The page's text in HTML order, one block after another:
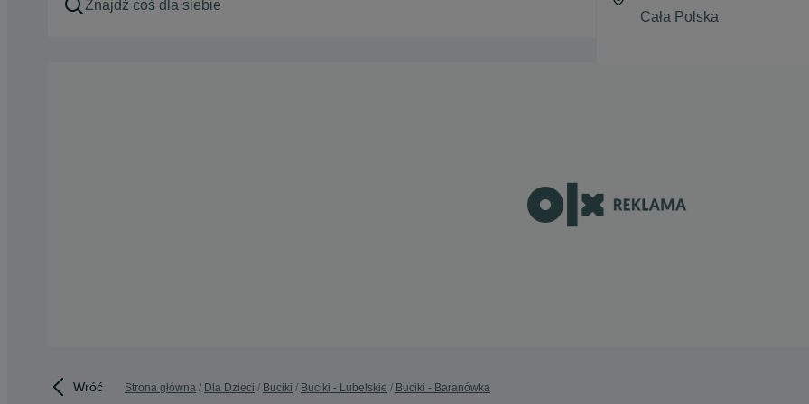
Wróć Strona główna Dla Dzieci Buciki Buciki - Lubelskie Buciki - Baranówka